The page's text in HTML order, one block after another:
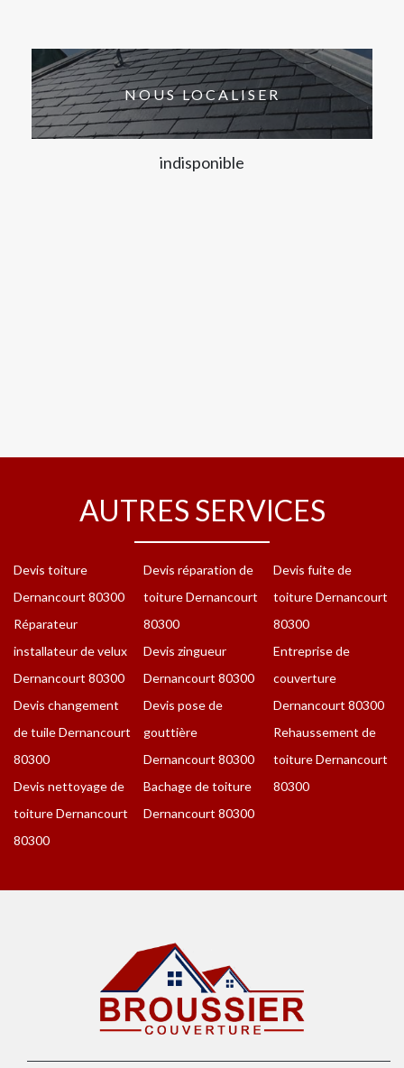
NOUS LOCALISER
indisponible
AUTRES SERVICES
Devis toiture
Dernancourt 80300
Réparateur
installateur de velux
Dernancourt 80300
Devis changement
de tuile Dernancourt
80300
Devis nettoyage de
toiture Dernancourt
80300
Devis réparation de
toiture Dernancourt
80300
Devis zingueur
Dernancourt 80300
Devis pose de
gouttière
Dernancourt 80300
Bachage de toiture
Dernancourt 80300
Devis fuite de
toiture Dernancourt
80300
Entreprise de
couverture
Dernancourt 80300
Rehaussement de
toiture Dernancourt
80300